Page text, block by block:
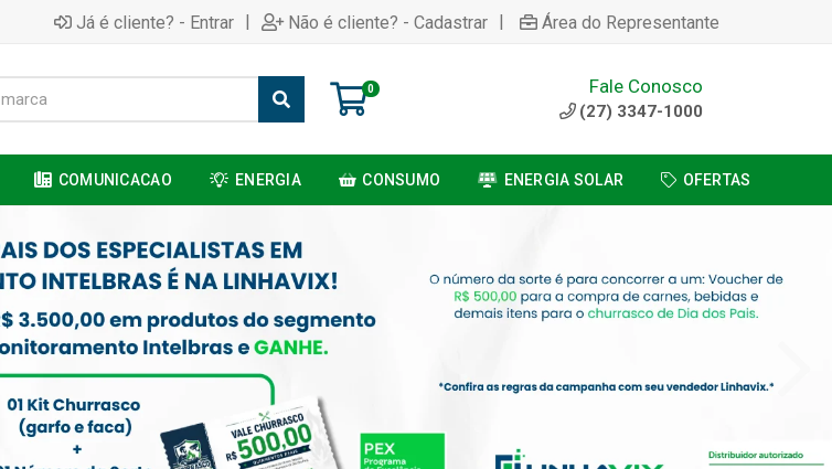
Já é cliente? - Entrar | Não é cliente? - Cadastrar | Área do Representante
0 Fale Conosco
(27) 3347-1000
COMUNICACAO ENERGIA CONSUMO ENERGIA SOLAR OFERTAS